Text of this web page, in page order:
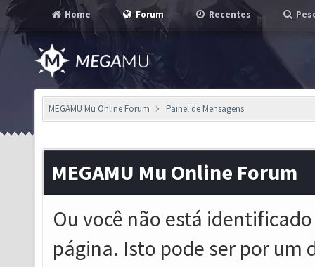
Home Forum Recentes
MEGAMU Mu Online Forum Painel de Mensagens
MEGAMU Mu Online Forum
Ou você não está
página. Isto pode ser por um